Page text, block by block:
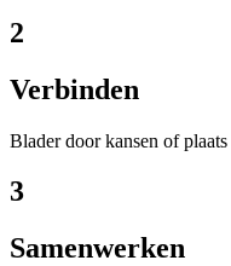
2
Verbinden
Blader door kansen of
3
Samenwerken